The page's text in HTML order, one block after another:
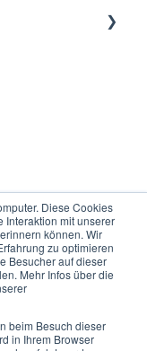
Diese Cookies
Interaktion mit unserer
können. Wir
zu optimieren
Besucher auf dieser
Mehr Infos über die
beim Besuch dieser
in Ihrem Browser
© 2026, VITAS